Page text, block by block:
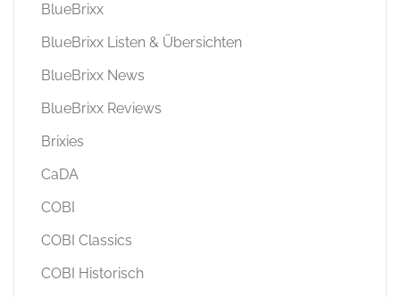
BlueBrixx
BlueBrixx Listen & Übersichten
BlueBrixx News
BlueBrixx Reviews
Brixies
CaDA
COBI
COBI Classics
COBI Historisch